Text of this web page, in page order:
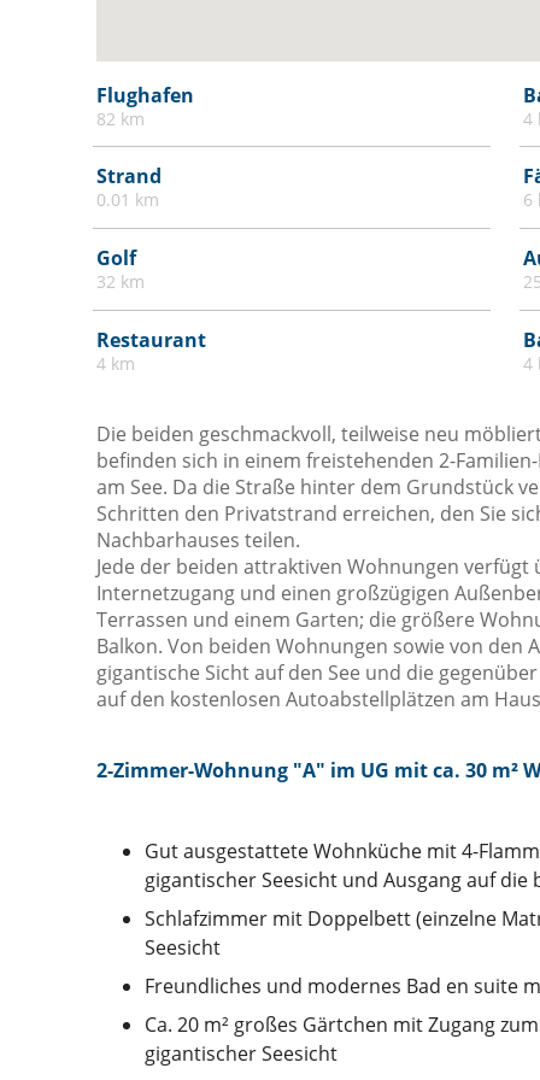
Parkplatz
Satelliten Fernsehen
Schränke im Zimmer
Seezugang
Selbstgesteuertes Heiz- / Kühlsystem
Sofa
Terrasse
Flughafen
82 km 4
Strand
0.01 km 6
Golf
32 km
Restaurant
4 km 4
Die beiden geschmackvoll, teilweise neu
befinden sich in einem freistehenden 2-
am See. Da die Straße hinter dem Grundstück
Schritten den Privatstrand erreichen, den Sie
Nachbarhauses teilen.
Jede der beiden attraktiven Wohnungen verfügt
Internetzugang und einen großzügigen
Terrassen und einem Garten; die größere
Balkon. Von beiden Wohnungen sowie von den
gigantische Sicht auf den See und die
auf den kostenlosen Autoabstellplätzen am
2-Zimmer-Wohnung "A" im UG mit ca. 30 m²
Gut ausgestattete Wohnküche mit 4-
gigantischer Seesicht und Ausgang auf
Schlafzimmer mit Doppelbett (einzelne
Seesicht
Freundliches und modernes Bad en suite
Ca. 20 m² großes Gärtchen mit Zugang
gigantischer Seesicht